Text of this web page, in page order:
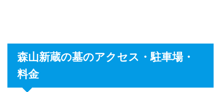
森山新蔵の墓のアクセス・駐車場・
料金